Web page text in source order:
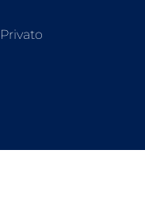
Privato